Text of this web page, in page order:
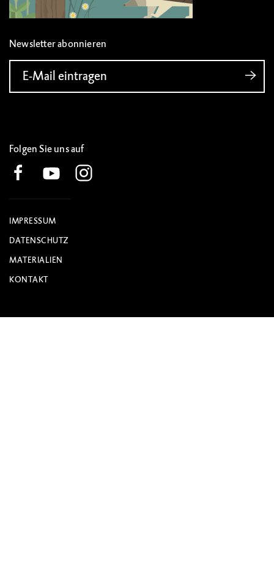
Newsletter abonnieren
E-Mail eintragen
Folgen Sie uns auf
IMPRESSUM
DATENSCHUTZ
MATERIALIEN
KONTAKT